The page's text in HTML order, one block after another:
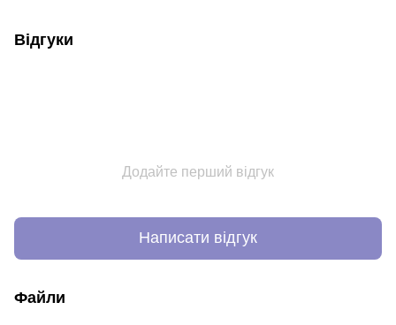
Відгуки
Додайте перший відгук
Написати відгук
Файли